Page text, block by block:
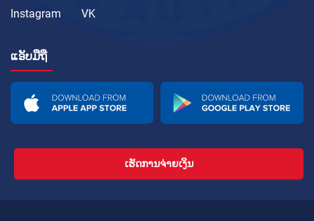
Instagram
VK
ແອັບມືຖື
ເຮັດການຈ່າຍເງິນ